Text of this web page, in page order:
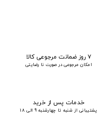
۷ روز ضمانت مرجوعی کالا
امکان مرجوعی در صورت نا رضایتی
خدمات پس از خرید
پشتیبانی از شنبه تا چهارشنبه 9 الی 18